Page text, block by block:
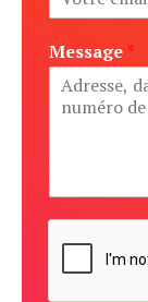
Message *